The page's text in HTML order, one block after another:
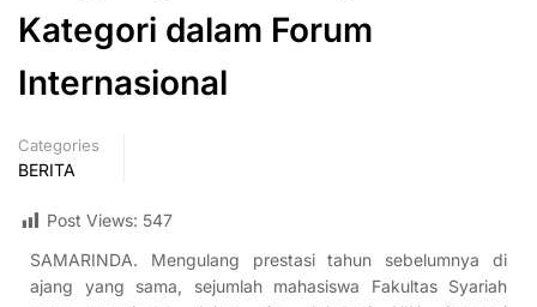
Kategori dalam Forum
Internasional
Categories
BERITA
Post Views: 547
SAMARINDA. Mengulang prestasi tahun sebelumnya di
ajang yang sama, sejumlah mahasiswa Fakultas Syariah